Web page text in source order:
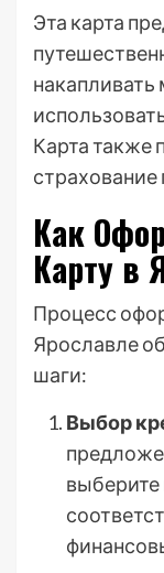
Эта карта
накапливать
Карта также
Как
Карту в
Процесс
Ярославле
шаги:
Выбор
выберите